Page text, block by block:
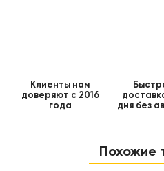
Клиенты нам
доверяют с 2016
года
дня без
Похожие